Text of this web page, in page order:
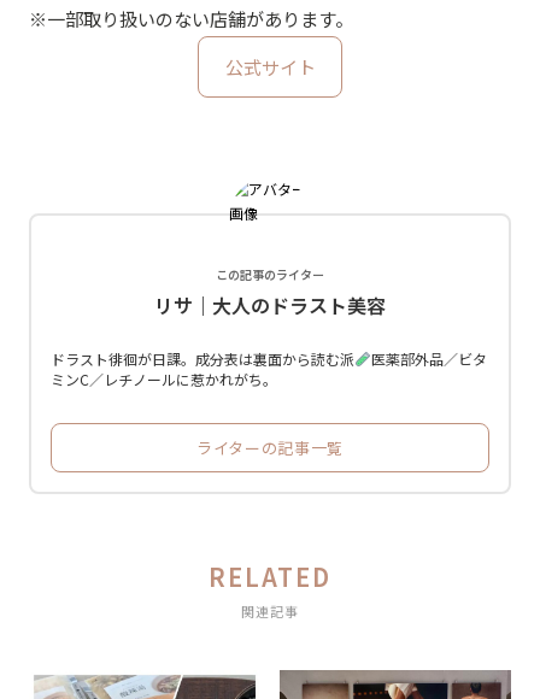
※一部取り扱いのない店舗があります。
公式サイト
この記事のライター
リサ｜大人のドラスト美容
ドラスト徘徊が日課。成分表は裏面から読む派
医薬部外品／ビタ
ミンC／レチノールに惹かれがち。
ライターの記事一覧
RELATED
関連記事